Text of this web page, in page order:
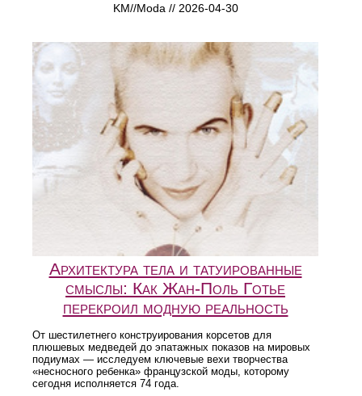
KM//Moda // 2026-04-30
Архитектура тела и татуированные
смыслы: Как Жан-Поль Готье
перекроил модную реальность
От шестилетнего конструирования корсетов для
плюшевых медведей до эпатажных показов на мировых
подиумах — исследуем ключевые вехи творчества
«несносного ребенка» французской моды, которому
сегодня исполняется 74 года.